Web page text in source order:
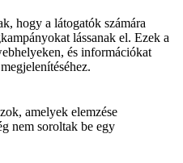
hogy a látogatók számára
lássanak el. Ezek a
és információkat
amelyek elemzése
nem soroltak be egy